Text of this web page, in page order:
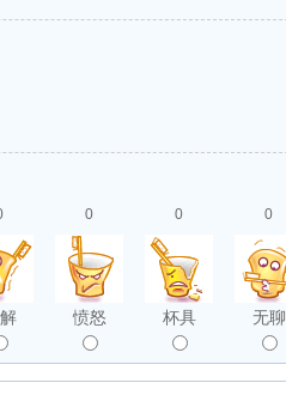
0
愤怒
0
杯具
0
无聊